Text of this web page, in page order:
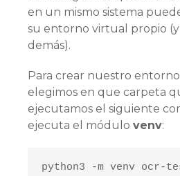
en un mismo sistema
su entorno virtual propio
demás).
Para crear nuestro
elegimos en que carpeta
ejecutamos el siguiente
ejecuta el módulo venv:
python3 -m venv ocr-